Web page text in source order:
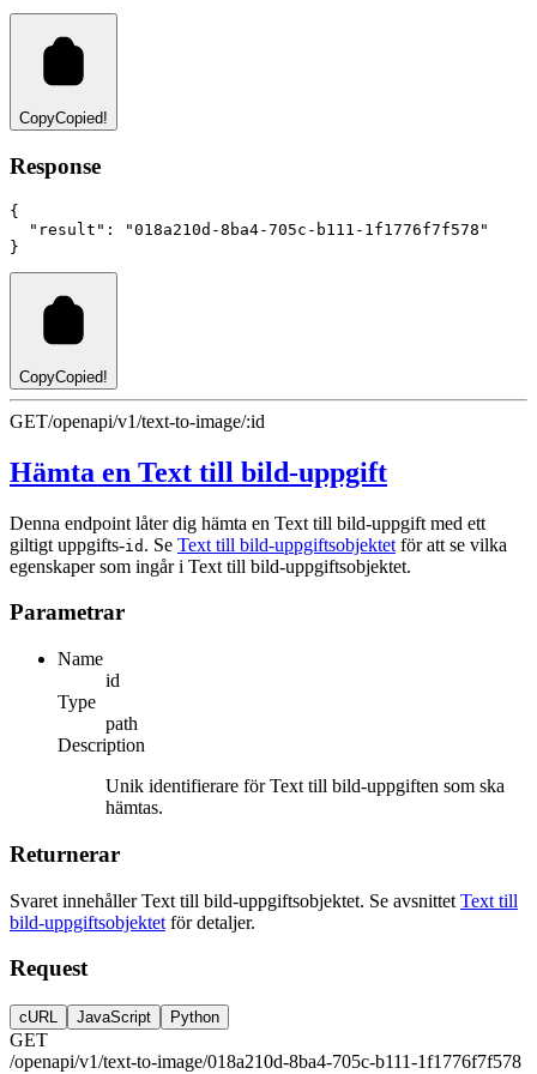
CopyCopied!
Response
{
"result" :
"018a210d-8ba4-705c-b111-1f1776f7f578"
}
CopyCopied!
GET/openapi/v1/text-to-image/:id
Hämta en Text till bild-uppgift
Denna endpoint låter dig hämta en Text till bild-uppgift med ett
giltigt uppgifts-id . Se Text till bild-uppgiftsobjektet för att se vilka
egenskaper som ingår i Text till bild-uppgiftsobjektet.
Parametrar
Name
id
Type
path
Description
Unik identifierare för Text till bild-uppgiften som ska
hämtas.
Returnerar
Svaret innehåller Text till bild-uppgiftsobjektet. Se avsnittet Text till
bild-uppgiftsobjektet för detaljer.
Request
cURL JavaScript Python
GET
/openapi/v1/text-to-image/018a210d-8ba4-705c-b111-1f1776f7f578